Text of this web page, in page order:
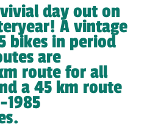
day out on
A vintage
bikes in period
are
route for all
a 45 km route